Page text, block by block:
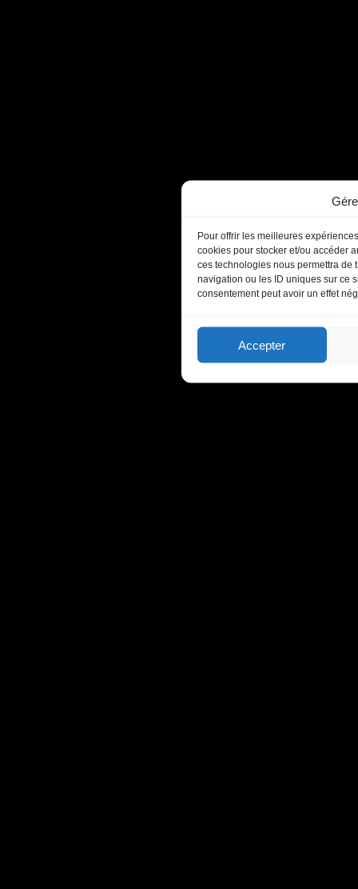
Pour offrir les meilleures
cookies pour stocker et/ou accéder
ces technologies nous permettra de
navigation ou les ID uniques sur ce
consentement peut avoir un effet
Accepter